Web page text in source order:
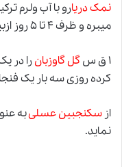
نمک دریارو با آب ولرم
میبره و ظرف ۴ تا ۵ روز ازبین میره تبخال
۱ ق س گل گاوزبانرا در
کرده روزی سه بار یک
از سکنجبین عسلیبه
نماید.